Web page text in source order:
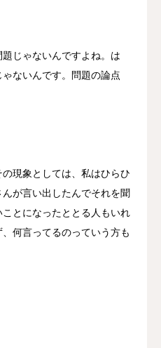
じゃないんですよね。は
ないんです。問題の論点
現象としては、私はひらひ
が言い出したんでそれを聞
とになったととる人もいれ
何言ってるのっていう方も